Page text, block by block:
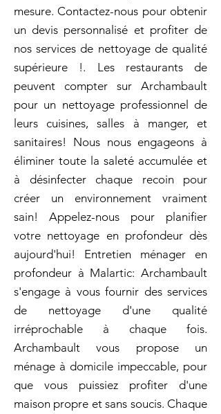
mesure. Contactez-nous pour obtenir
un devis personnalisé et profiter de
nos services de nettoyage de qualité
supérieure !. Les restaurants de
peuvent compter sur Archambault
pour un nettoyage professionnel de
leurs cuisines, salles à manger, et
sanitaires! Nous nous engageons à
éliminer toute la saleté accumulée et
à désinfecter chaque recoin pour
créer un environnement vraiment
sain! Appelez-nous pour planifier
votre nettoyage en profondeur dès
aujourd'hui! Entretien ménager en
profondeur à Malartic: Archambault
s'engage à vous fournir des services
de nettoyage d'une qualité
irréprochable à chaque fois.
Archambault vous propose un
ménage à domicile impeccable, pour
que vous puissiez profiter d'une
maison propre et sans soucis. Chaque